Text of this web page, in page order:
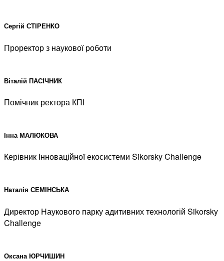
Сергій СТІРЕНКО
Проректор з наукової роботи
Віталій ПАСІЧНИК
Помічник ректора КПІ
Інна МАЛЮКОВА
Керівник Інноваційної екосистеми Sikorsky Challenge
Наталія СЕМІНСЬКА
Директор Наукового парку адитивних технологій Sikorsky
Challenge
Оксана ЮРЧИШИН